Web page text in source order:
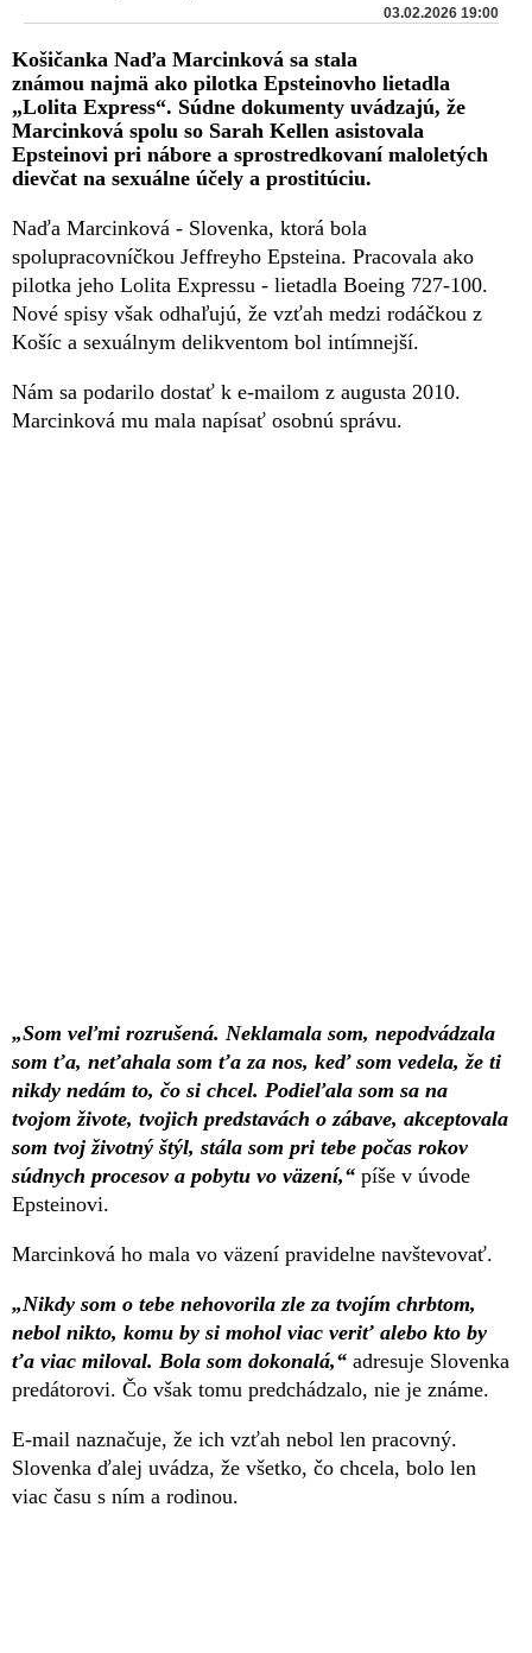
03.02.2026 19:00
Košičanka Naďa Marcinková sa stala
známou najmä ako pilotka Epsteinovho lietadla
„Lolita Express“. Súdne dokumenty uvádzajú, že
Marcinková spolu so Sarah Kellen asistovala
Epsteinovi pri nábore a sprostredkovaní maloletých
dievčat na sexuálne účely a prostitúciu.
Naďa Marcinková - Slovenka, ktorá bola
spolupracovníčkou Jeffreyho Epsteina. Pracovala ako
pilotka jeho Lolita Expressu - lietadla Boeing 727-100.
Nové spisy však odhaľujú, že vzťah medzi rodáčkou z
Košíc a sexuálnym delikventom bol intímnejší.
Nám sa podarilo dostať k e-mailom z augusta 2010.
Marcinková mu mala napísať osobnú správu.
„Som veľmi rozrušená. Neklamala som, nepodvádzala
som ťa, neťahala som ťa za nos, keď som vedela, že ti
nikdy nedám to, čo si chcel. Podieľala som sa na
tvojom živote, tvojich predstavách o zábave, akceptovala
som tvoj životný štýl, stála som pri tebe počas rokov
súdnych procesov a pobytu vo väzení,“ píše v úvode
Epsteinovi.
Marcinková ho mala vo väzení pravidelne navštevovať.
„Nikdy som o tebe nehovorila zle za tvojím chrbtom,
nebol nikto, komu by si mohol viac veriť alebo kto by
ťa viac miloval. Bola som dokonalá,“ adresuje Slovenka
predátorovi. Čo však tomu predchádzalo, nie je známe.
E-mail naznačuje, že ich vzťah nebol len pracovný.
Slovenka ďalej uvádza, že všetko, čo chcela, bolo len
viac času s ním a rodinou.